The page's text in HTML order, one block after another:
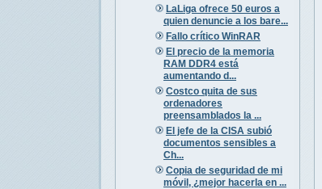
LaLiga ofrece 50 euros a
quien denuncie a los bare...
Fallo crítico WinRAR
El precio de la memoria
RAM DDR4 está
aumentando d...
Costco quita de sus
ordenadores
preensamblados la ...
El jefe de la CISA subió
documentos sensibles a
Ch...
Copia de seguridad de mi
móvil, ¿mejor hacerla en ...